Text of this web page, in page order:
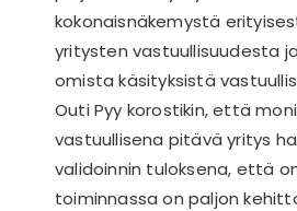
kokonaisnäkemystä
yritysten vastuullisuudesta
omista käsityksistä
Outi Pyy korostikin, että
vastuullisena pitävä yritys
validoinnin tuloksena, että
toiminnassa on paljon